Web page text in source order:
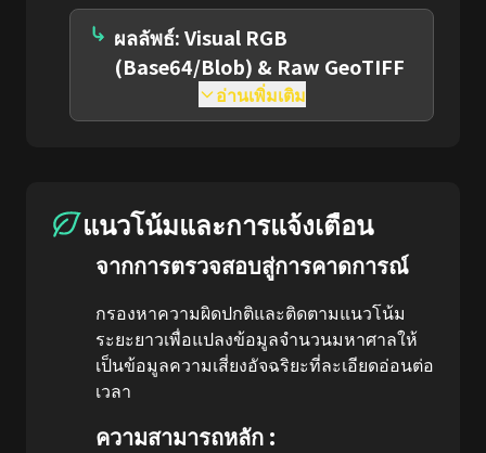
ผลลัพธ์: Visual RGB
(Base64/Blob) & Raw GeoTIFF
อ่านเพิ่มเติม
แนวโน้มและการแจ้งเตือน
จากการตรวจสอบสู่การคาดการณ์
กรองหาความผิดปกติและติดตามแนวโน้ม
ระยะยาวเพื่อแปลงข้อมูลจำนวนมหาศาลให้
เป็นข้อมูลความเสี่ยงอัจฉริยะที่ละเอียดอ่อนต่อ
เวลา
ความสามารถหลัก :